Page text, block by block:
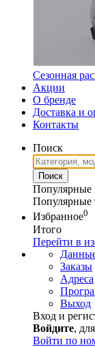
Сезонная
Акции
О бренде
Доставка и
Контакты
Поиск
Популярные
Популярные
Избранное0
Итого
Перейти в
Заказы
Адреса
Выход
Вход и
Войдите,
Войти по